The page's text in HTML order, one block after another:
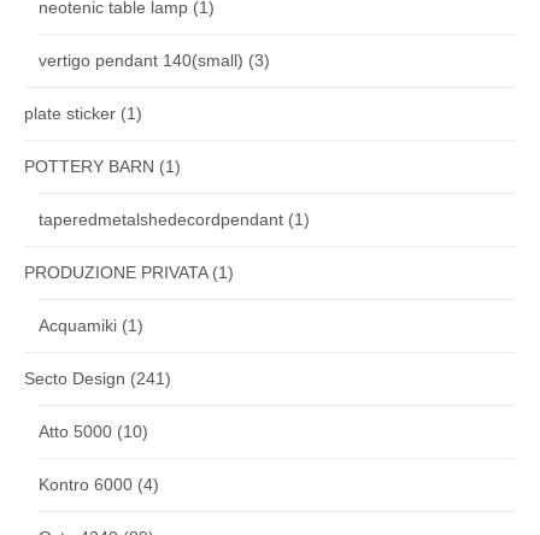
neotenic table lamp (1)
vertigo pendant 140(small) (3)
plate sticker (1)
POTTERY BARN (1)
taperedmetalshedecordpendant (1)
PRODUZIONE PRIVATA(1)
Acquamiki (1)
Secto Design (241)
Atto 5000 (10)
Kontro 6000 (4)